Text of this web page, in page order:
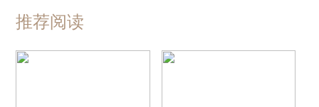
推荐阅读